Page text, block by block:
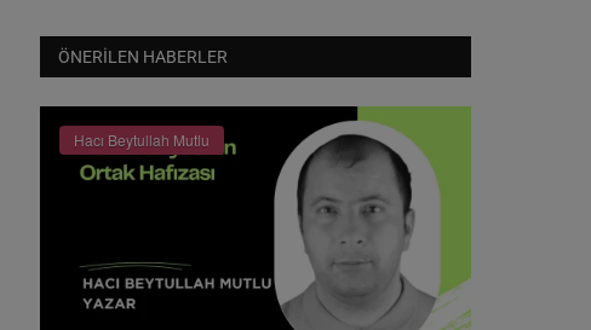
ÖNERILEN HABERLER
Hacı Beytullah Mutlu